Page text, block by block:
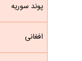
پوند سوریه
افغانی